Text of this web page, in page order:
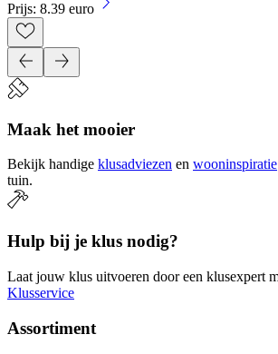
Prijs: 8.39 euro
Maak het mooier
Bekijk handige klusadviezen en wooninspiratie
tuin.
Hulp bij je klus nodig?
Laat jouw klus uitvoeren door een klusexpert
Klusservice
Assortiment